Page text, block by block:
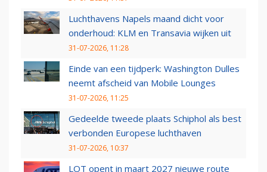
Luchthavens Napels maand dicht voor
onderhoud: KLM en Transavia wijken uit
31-07-2026, 11:28
Einde van een tijdperk: Washington Dulles
neemt afscheid van Mobile Lounges
31-07-2026, 11:25
Gedeelde tweede plaats Schiphol als best
verbonden Europese luchthaven
31-07-2026, 10:37
LOT opent in maart 2027 nieuwe route